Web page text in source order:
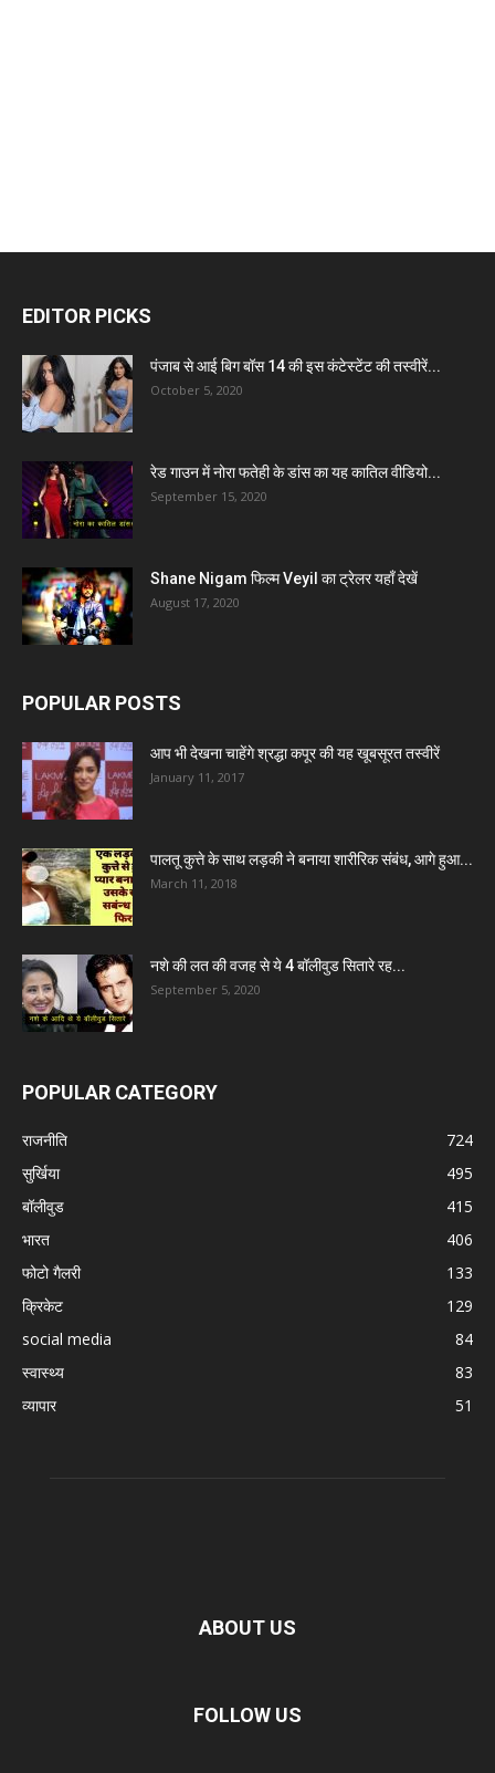
EDITOR PICKS
पंजाब से आई बिग बॉस 14 की इस कंटेस्टेंट की तस्वीरें...
October 5, 2020
रेड गाउन में नोरा फतेही के डांस का यह कातिल वीडियो...
September 15, 2020
Shane Nigam फिल्म Veyil का ट्रेलर यहाँ देखें
August 17, 2020
POPULAR POSTS
आप भी देखना चाहेंगे श्रद्धा कपूर की यह खूबसूरत तस्वीरें
January 11, 2017
पालतू कुत्ते के साथ लड़की ने बनाया शारीरिक संबंध, आगे हुआ...
March 11, 2018
नशे की लत की वजह से ये 4 बॉलीवुड सितारे रह...
September 5, 2020
POPULAR CATEGORY
राजनीति
724
सुर्खिया
495
बॉलीवुड
415
भारत
406
फोटो गैलरी
133
क्रिकेट
129
social media
84
स्वास्थ्य
83
व्यापार
51
ABOUT US
FOLLOW US